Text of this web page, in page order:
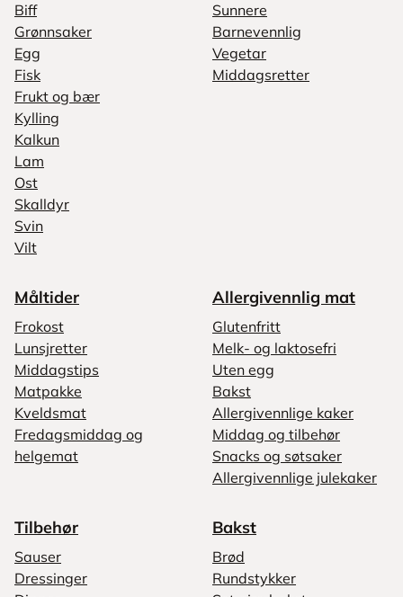
Biff
Grønnsaker
Egg
Fisk
Frukt og bær
Kylling
Kalkun
Lam
Ost
Skalldyr
Svin
Vilt
Sunnere
Barnevennlig
Vegetar
Middagsretter
Måltider
Frokost
Lunsjretter
Middagstips
Matpakke
Kveldsmat
Fredagsmiddag og
helgemat
Allergivennlig mat
Glutenfritt
Melk- og laktosefri
Uten egg
Bakst
Allergivennlige kaker
Middag og tilbehør
Snacks og søtsaker
Allergivennlige julekaker
Tilbehør
Sauser
Dressinger
Bakst
Brød
Rundstykker